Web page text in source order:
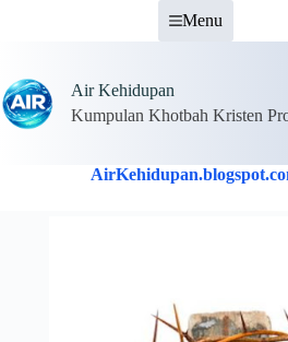
Menu
Air Kehidupan
Kumpulan Khotbah Kristen